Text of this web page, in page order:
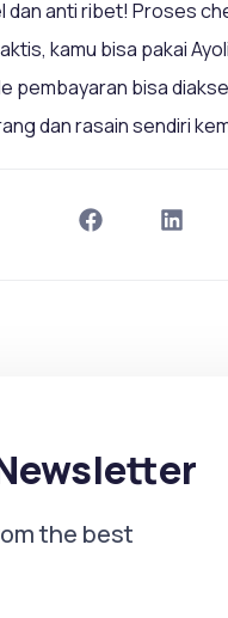
anti ribet! Proses
kamu bisa pakai
pembayaran bisa
dan rasain sendiri
the best